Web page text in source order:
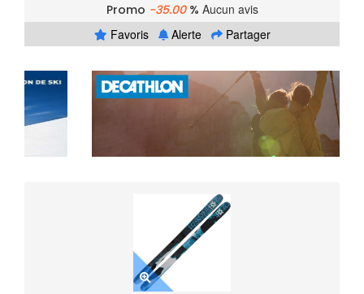
Promo -35.00% Aucun avis
Favoris
Alerte Partager